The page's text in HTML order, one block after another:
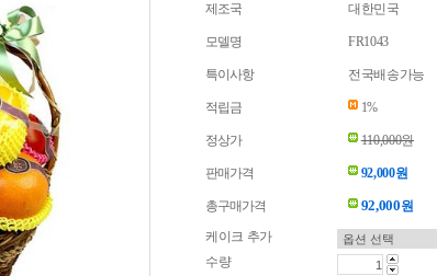
제조국 대한민국
모델명 FR1043
특이사항 전국배송가능
적립금 1%
정상가 110,000원
판매가격 92,000원
총구매가격 92,000원
케이크 추가
수량